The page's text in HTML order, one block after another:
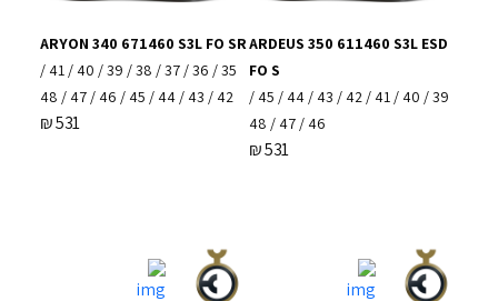
ARDEUS 350 611460 S3L ESD
FO S
39 / 40 / 41 / 42 / 43 / 44 / 45 /
46 / 47 / 48
531
₪
ARYON 340 671460 S3L FO SR
35 / 36 / 37 / 38 / 39 / 40 / 41 /
42 / 43 / 44 / 45 / 46 / 47 / 48
531
₪